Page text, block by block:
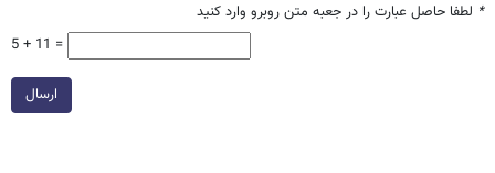
* لطفا حاصل عبارت را در جعبه متن روبرو وارد کنید
5 + 11 =
ارسال